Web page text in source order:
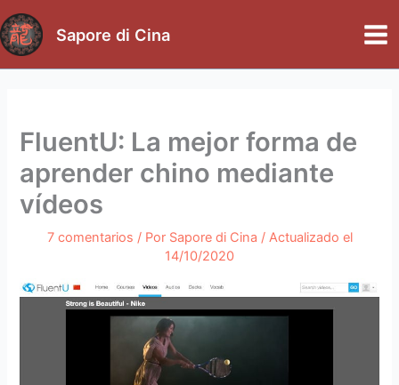
al
contenido
Sapore di Cina
FluentU: La mejor forma de
aprender chino mediante
vídeos
7 comentarios / Por Sapore di Cina / Actualizado el
14/10/2020